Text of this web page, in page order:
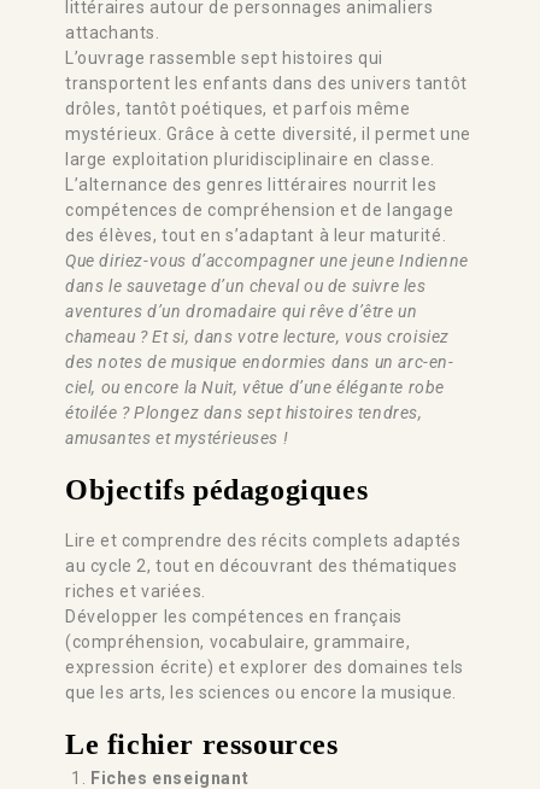
littéraires autour de personnages animaliers
attachants.
L’ouvrage rassemble sept histoires qui
transportent les enfants dans des univers tantôt
drôles, tantôt poétiques, et parfois même
mystérieux. Grâce à cette diversité, il permet une
large exploitation pluridisciplinaire en classe.
L’alternance des genres littéraires nourrit les
compétences de compréhension et de langage
des élèves, tout en s’adaptant à leur maturité.
Que diriez-vous d’accompagner une jeune Indienne
dans le sauvetage d’un cheval ou de suivre les
aventures d’un dromadaire qui rêve d’être un
chameau ? Et si, dans votre lecture, vous croisiez
des notes de musique endormies dans un arc-en-
ciel, ou encore la Nuit, vêtue d’une élégante robe
étoilée ? Plongez dans sept histoires tendres,
amusantes et mystérieuses !
Objectifs pédagogiques
Lire et comprendre des récits complets adaptés
au cycle 2, tout en découvrant des thématiques
riches et variées.
Développer les compétences en français
(compréhension, vocabulaire, grammaire,
expression écrite) et explorer des domaines tels
que les arts, les sciences ou encore la musique.
Le fichier ressources
Fiches enseignant